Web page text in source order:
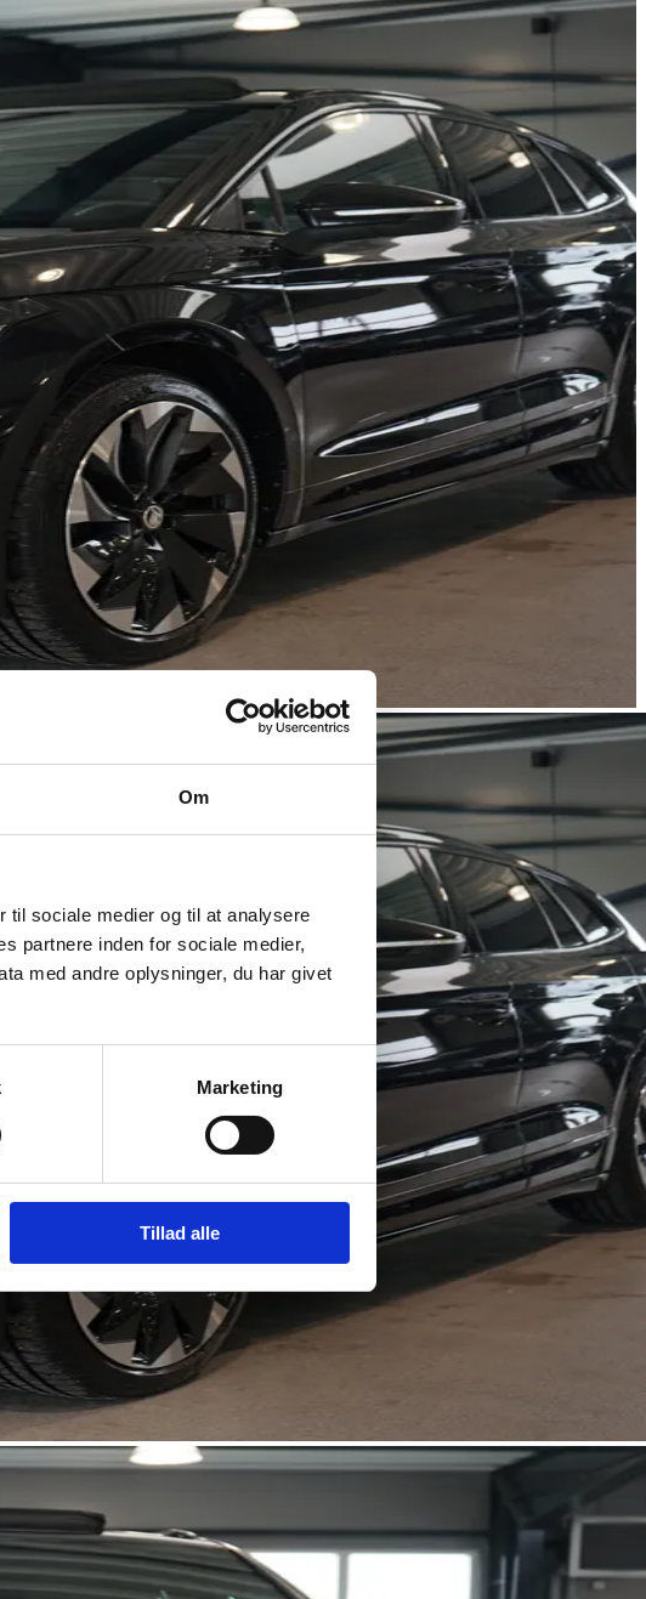
Om
til sociale medier og til at analysere
partnere inden for sociale medier,
med andre oplysninger, du har givet
Marketing
Tillad alle